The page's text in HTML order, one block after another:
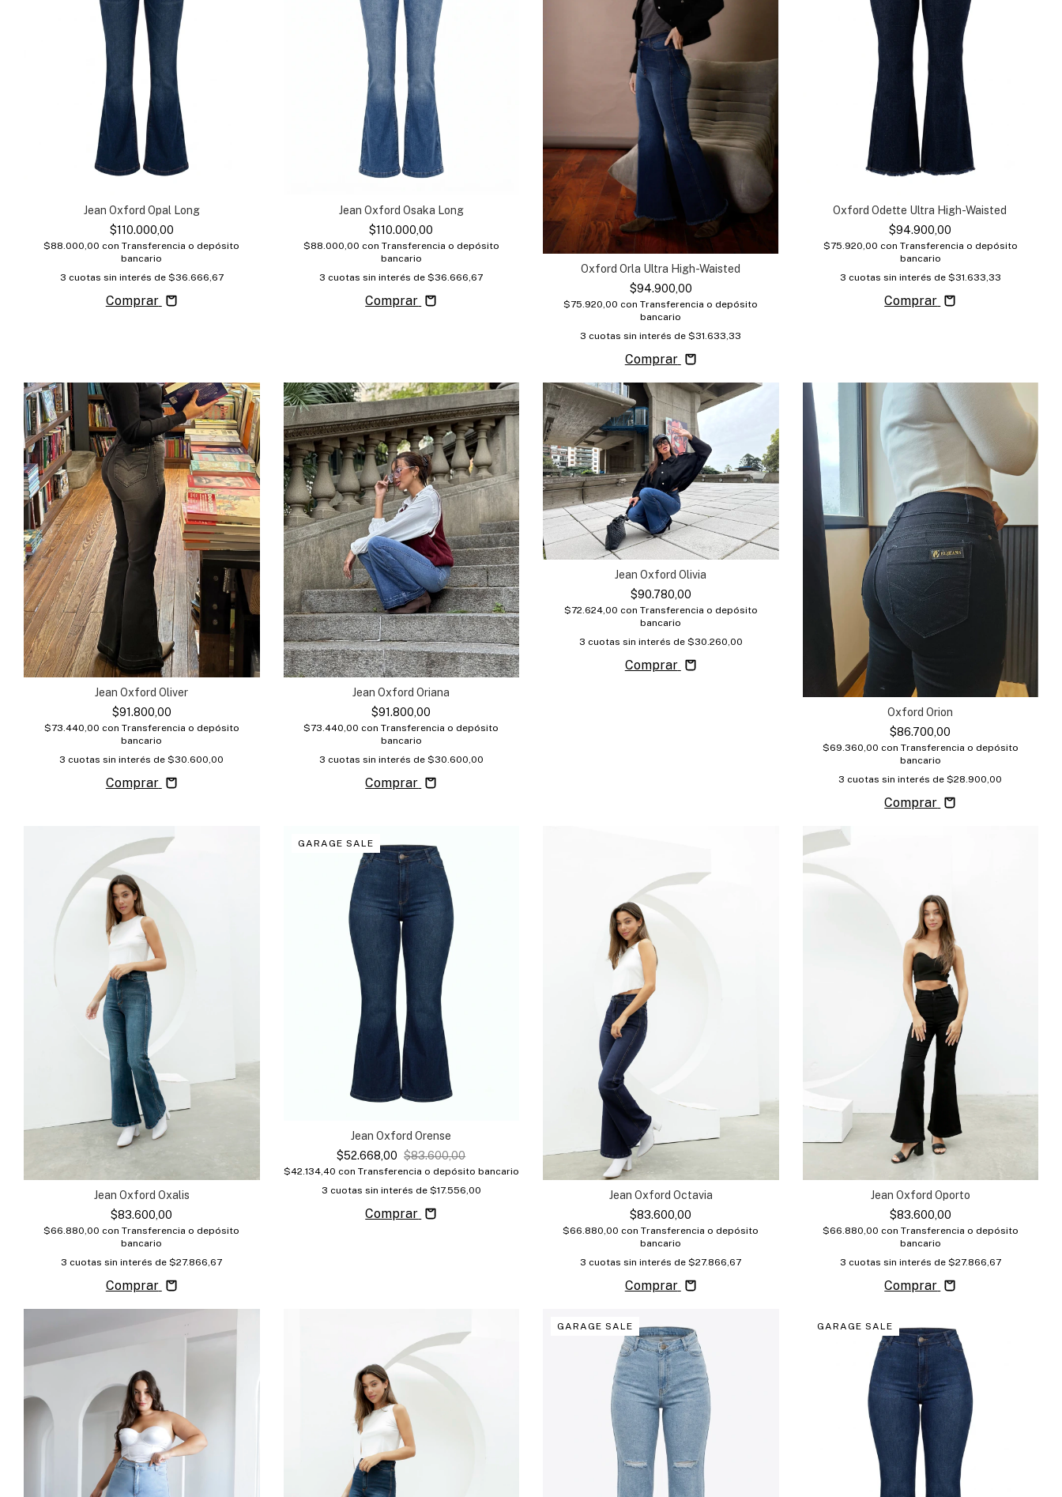
Jean Oxford Opal Long
$110.000,00
$88.000,00 con Transferencia o depósito
bancario
3 cuotas sin interés de $36.666,67
Comprar
Jean Oxford Osaka Long
$110.000,00
$88.000,00 con Transferencia o depósito
bancario
3 cuotas sin interés de$36.666,67
Comprar
Oxford Orla Ultra High-Waisted
$94.900,00
$75.920,00 con Transferencia o depósito
bancario
3 cuotas sin interés de$31.633,33
Comprar
Oxford Odette Ultra High-Waisted
$94.900,00
$75.920,00 con Transferencia o depósito
bancario
3 cuotas sin interés de $31.633,33
Comprar
Jean Oxford Oliver
$91.800,00
$73.440,00 con Transferencia o depósito
bancario
3 cuotas sin interés de$30.600,00
Comprar
Jean Oxford Oriana
$91.800,00
$73.440,00 con Transferencia o depósito
bancario
3 cuotas sin interés de $30.600,00
Comprar
Jean Oxford Olivia
$90.780,00
$72.624,00 con Transferencia o depósito
bancario
3 cuotas sin interés de $30.260,00
Comprar
Oxford Orion
$86.700,00
$69.360,00 con Transferencia o depósito
bancario
3 cuotas sin interés de$28.900,00
Comprar
Jean Oxford Oxalis
$83.600,00
$66.880,00 con Transferencia o depósito
bancario
3 cuotas sin interés de$27.866,67
Comprar
GARAGE SALE
Jean Oxford Orense
$52.668,00 $83.600,00
$42.134,40 con Transferencia o depósito bancario
3 cuotas sin interés de $17.556,00
Comprar
Jean Oxford Octavia
$83.600,00
$66.880,00 con Transferencia o depósito
bancario
3 cuotas sin interés de$27.866,67
Comprar
Jean Oxford Oporto
$83.600,00
$66.880,00 con Transferencia o depósito
bancario
3 cuotas sin interés de $27.866,67
Comprar
GARAGE SALE GARAGE SALE